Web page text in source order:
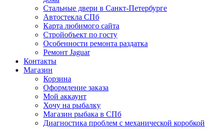
Стальные двери в Санкт-Петербурге
Автостекла СПб
Карта любимого сайта
Стройобъект по госту
Особенности ремонта раздатка
Ремонт Jaguar
Контакты
Магазин
Корзина
Оформление заказа
Мой аккаунт
Хочу на рыбалку
Магазин рыбака в СПб
Диагностика проблем с механической коробкой